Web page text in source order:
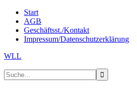
Start
AGB
Geschäftsst./Kontakt
Impressum/Datenschutzerklärung
WLL